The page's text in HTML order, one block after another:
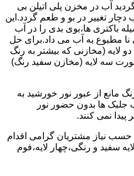
آب در مخزن پلی اتیلن بی
دچار تغییر در بو و طعم گردد.این
باکتری ها،بوی بدی را در آب
مطبوع به آب می داد.برای حل
لایه (مخازنی که بیشتر به رنگ
سه لایه (مخازن سفید رنگ)
مانع از عبور نور خورشید به
ها بدون حضور نور
نمی کنند.
نیاز مشتریان گرامی اقدام
سفید و رنگی،چهار لایه،فوم